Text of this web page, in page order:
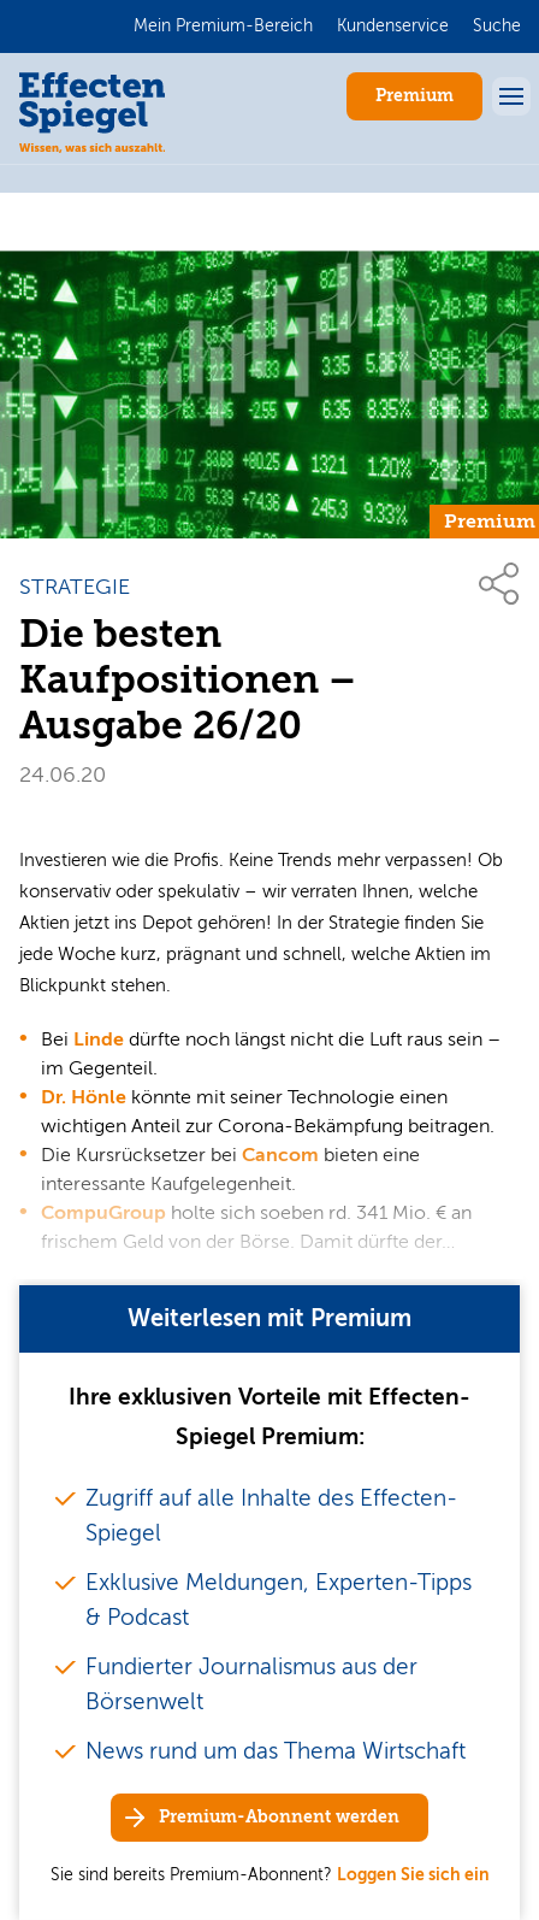
Mein Premium-Bereich Kundenservice Suche
Premium
Premium
STRATEGIE
Die besten
Kaufpositionen –
Ausgabe 26/20
24.06.20
Investieren wie die Profis. Keine Trends mehr verpassen! Ob
konservativ oder spekulativ – wir verraten Ihnen, welche
Aktien jetzt ins Depot gehören! In der Strategie finden Sie
jede Woche kurz, prägnant und schnell, welche Aktien im
Blickpunkt stehen.​​​​​​
Bei Linde dürfte noch längst nicht die Luft raus sein –
im Gegenteil.
Dr. Hönle könnte mit seiner Technologie einen
wichtigen Anteil zur Corona-Bekämpfung beitragen.
Die Kursrücksetzer bei Cancom bieten eine
interessante Kaufgelegenheit.
CompuGroup holte sich soeben rd. 341 Mio. € an
frischem Geld von der Börse. Damit dürfte der…
Weiterlesen mit Premium
Ihre exklusiven Vorteile mit Effecten-
Spiegel Premium:
Zugriff auf alle Inhalte des Effecten-
Spiegel
Exklusive Meldungen, Experten-Tipps
& Podcast
Fundierter Journalismus aus der
Börsenwelt
News rund um das Thema Wirtschaft
Premium-Abonnent werden
Sie sind bereits Premium-Abonnent? Loggen Sie sich ein
Anmelden